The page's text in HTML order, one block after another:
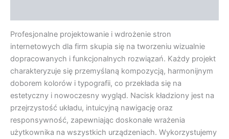
Profesjonalne projektowanie i wdrożenie stron
internetowych dla firm skupia się na tworzeniu wizualnie
dopracowanych i funkcjonalnych rozwiązań. Każdy projekt
charakteryzuje się przemyślaną kompozycją, harmonijnym
doborem kolorów i typografii, co przekłada się na
estetyczny i nowoczesny wygląd. Nacisk kładziony jest na
przejrzystość układu, intuicyjną nawigację oraz
responsywność, zapewniając doskonałe wrażenia
użytkownika na wszystkich urządzeniach. Wykorzystujemy